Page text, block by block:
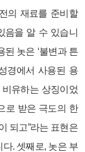
의 재료를 준비할
음을 알 수 있습니
된 놋은 ‘불변과 튼
경에서 사용된 용
유하는 상징이었
로 받은 극도의 한
되고”라는 표현은
. 셋째로, 놋은 부